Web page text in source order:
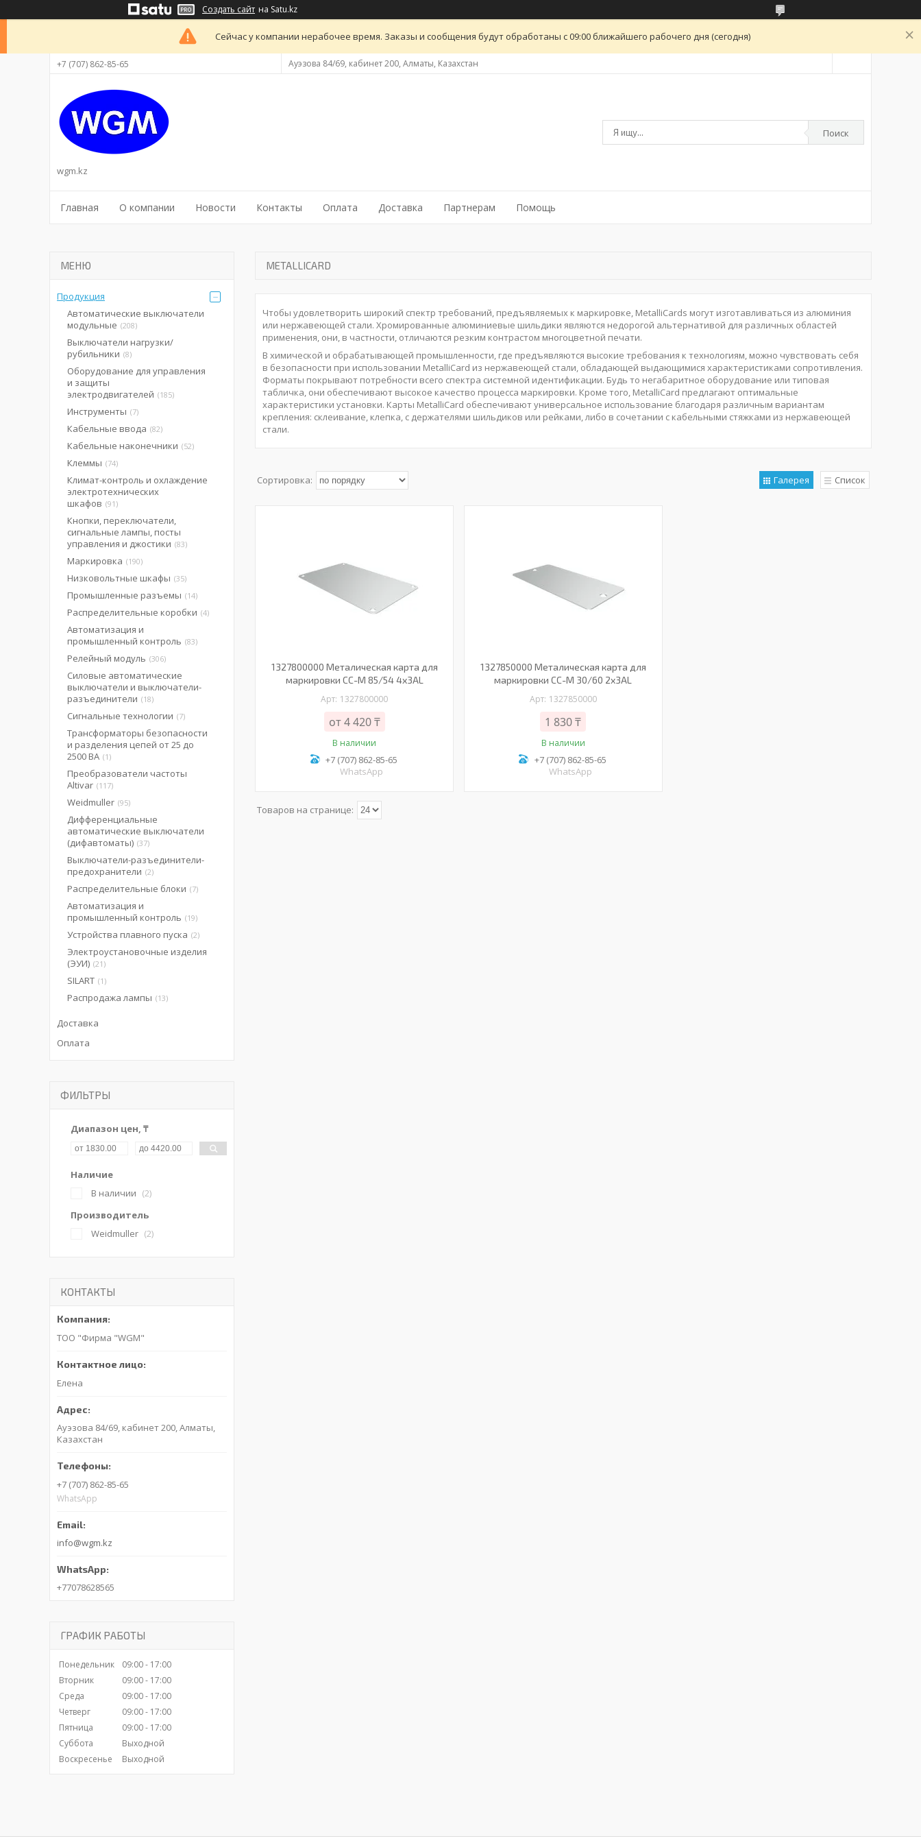
Создать сайт на Satu.kz
Сейчас у компании нерабочее время. Заказы и сообщения будут обработаны с 09:00 ближайшего рабочего дня (сегодня)
+7 (707) 862-85-65 Ауэзова 84/69, кабинет 200, Алматы, Казахстан
wgm.kz
Поиск
Главная О компании Новости Контакты Оплата Доставка Партнерам Помощь
METALLICARD
Чтобы удовлетворить широкий спектр требований, предъявляемых к маркировке, MetalliCards могут изготавливаться из алюминия
или нержавеющей стали. Хромированные алюминиевые шильдики являются недорогой альтернативой для различных областей
применения, они, в частности, отличаются резким контрастом многоцветной печати.
В химической и обрабатывающей промышленности, где предъявляются высокие требования к технологиям, можно чувствовать себя
в безопасности при использовании MetalliCard из нержавеющей стали, обладающей выдающимися характеристиками сопротивления.
Форматы покрывают потребности всего спектра системной идентификации. Будь то негабаритное оборудование или типовая
табличка, они обеспечивают высокое качество процесса маркировки. Кроме того, MetalliCard предлагают оптимальные
характеристики установки. Карты MetalliCard обеспечивают универсальное использование благодаря различным вариантам
крепления: склеивание, клепка, с держателями шильдиков или рейками, либо в сочетании с кабельными стяжками из нержавеющей
стали.
Галерея Список
1327800000 Металическая карта для
маркировки СС-М 85/54 4х3AL
1327800000
от 4 420 ₸
В наличии
+7 (707) 862-85-65
WhatsApp
1327850000 Металическая карта для
маркировки CC-M 30/60 2x3AL
1327850000
1 830 ₸
В наличии
+7 (707) 862-85-65
WhatsApp
Продукция
Автоматические выключатели
модульные 208
Выключатели нагрузки/
рубильники 8
Оборудование для управления
и защиты
электродвигателей
185
Инструменты 7
Кабельные ввода 82
Кабельные наконечники 52
Клеммы 74
Климат-контроль и охлаждение
электротехнических
шкафов 91
Кнопки, переключатели,
сигнальные лампы, посты
управления и джостики 83
Маркировка 190
Низковольтные шкафы 35
Промышленные разъемы 14
Распределительные коробки 4
Автоматизация и
промышленный контроль 83
Релейный модуль 306
Силовые автоматические
выключатели и выключатели-
разъединители
18
Сигнальные технологии 7
Трансформаторы безопасности
и разделения цепей от 25 до
2500 ВА 1
Преобразователи частоты
Altivar 117
Weidmuller 95
Дифференциальные
автоматические выключатели
(дифавтоматы) 37
Выключатели-разъединители-
предохранители 2
Распределительные блоки 7
Автоматизация и
промышленный контроль
19
Устройства плавного пуска 2
Электроустановочные изделия
(ЭУИ) 21
SILART 1
Распродажа лампы 13
Доставка
Оплата
ФИЛЬТРЫ
Диапазон цен, ₸
Наличие
В наличии
2
Производитель
Weidmuller
2
КОНТАКТЫ
ТОО "Фирма "WGM"
Елена
Ауэзова 84/69, кабинет 200, Алматы,
Казахстан
+7 (707) 862-85-65
WhatsApp
info@wgm.kz
+77078628565
ГРАФИК РАБОТЫ
Понедельник 09:00
17:00
Вторник
09:00
17:00
Среда
09:00
17:00
Четверг
09:00
17:00
Пятница
09:00
17:00
Суббота
Выходной
Воскресенье
Выходной